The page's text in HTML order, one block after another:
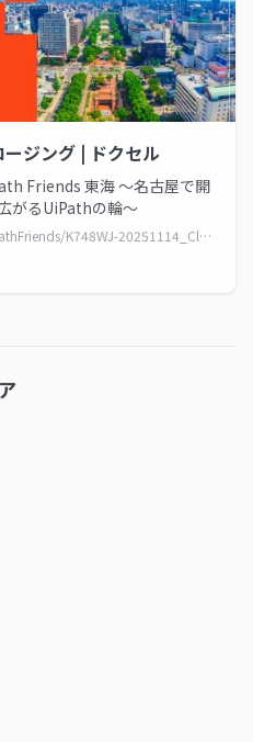
ジング | ドクセル
Friends 東海 ～名古屋で開
がるUiPathの輪～
https://www.docswell.com/s/UiPathFriends/K748WJ-20251114_Closing